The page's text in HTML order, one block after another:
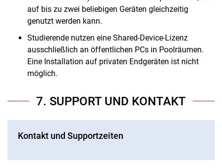
auf bis zu zwei beliebigen Geräten gleichzeitig
genutzt werden kann.
Studierende nutzen eine Shared-Device-Lizenz
ausschließlich an öffentlichen PCs in Poolräumen.
Eine Installation auf privaten Endgeräten ist nicht
möglich.
7. SUPPORT UND KONTAKT
Kontakt und Supportzeiten